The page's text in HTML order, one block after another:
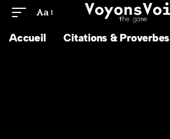
Aa
Accueil Citations & Proverbes